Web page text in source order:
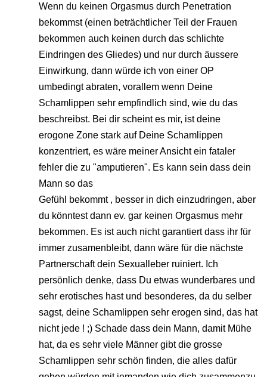
Wenn du keinen Orgasmus durch Penetration
bekommst (einen beträchtlicher Teil der Frauen
bekommen auch keinen durch das schlichte
Eindringen des Gliedes) und nur durch äussere
Einwirkung, dann würde ich von einer OP
umbedingt abraten, vorallem wenn Deine
Schamlippen sehr empfindlich sind, wie du das
beschreibst. Bei dir scheint es mir, ist deine
erogone Zone stark auf Deine Schamlippen
konzentriert, es wäre meiner Ansicht ein fataler
fehler die zu "amputieren". Es kann sein dass dein
Mann so das
Gefühl bekommt , besser in dich einzudringen, aber
du könntest dann ev. gar keinen Orgasmus mehr
bekommen. Es ist auch nicht garantiert dass ihr für
immer zusamenbleibt, dann wäre für die nächste
Partnerschaft dein Sexualleber ruiniert. Ich
persönlich denke, dass Du etwas wunderbares und
sehr erotisches hast und besonderes, da du selber
sagst, deine Schamlippen sehr erogen sind, das hat
nicht jede ! ;) Schade dass dein Mann, damit Mühe
hat, da es sehr viele Männer gibt die grosse
Schamlippen sehr schön finden, die alles dafür